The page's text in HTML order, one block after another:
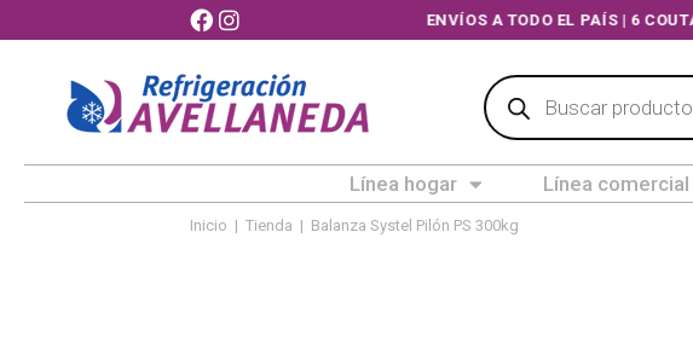
ENVÍOS A TODO EL PAÍS | 6
Línea hogar Línea comercial
Inicio | Tienda | Balanza Systel Pilón PS 300kg